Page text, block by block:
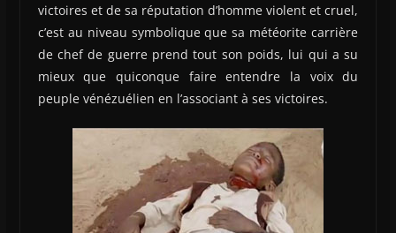
victoires et de sa réputation d’homme violent et cruel,
c’est au niveau symbolique que sa météorite carrière
de chef de guerre prend tout son poids, lui qui a su
mieux que quiconque faire entendre la voix du
peuple vénézuélien en l’associant à ses victoires.